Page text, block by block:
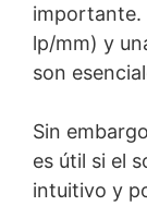
importante.
lp/mm) y
son
Sin
es útil si el
intuitivo y